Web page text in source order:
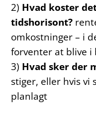
2) Hvad koster
tidshorisont?
omkostninger – i
forventer at blive
3) Hvad sker der
stiger, eller hvis vi
planlagt